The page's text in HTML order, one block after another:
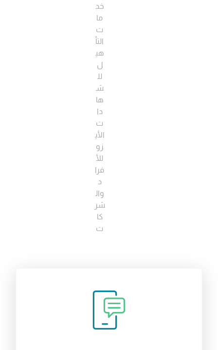
خد
ما
ت
التأ
هي
ل
لل
ش
ها
دا
ت
الأي
زو
للأ
فرا
د
وال
شر
كا
ت